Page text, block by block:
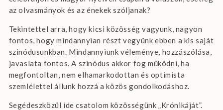
az olvasmányok és az énekek szóljanak?
Tekintettel arra, hogy kicsi közösség vagyunk, nagyon
fontos, hogy mindannyian részt vegyünk ebben a kis saját
szinódusunkban. Mindannyiunk véleménye, hozzászólása,
javaslata fontos. A szinódus akkor fog működni, ha
megfontoltan, nem elhamarkodottan és optimista
szemlélettel állunk hozzá a közös gondolkodáshoz.
Segédeszközül ide csatolom közösségünk „Krónikáját”.